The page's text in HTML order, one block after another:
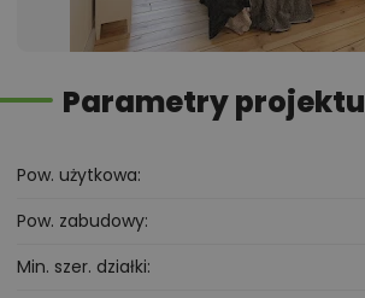
Parametry projektu
Pow. użytkowa
Pow. zabudowy
Min. szer. działki